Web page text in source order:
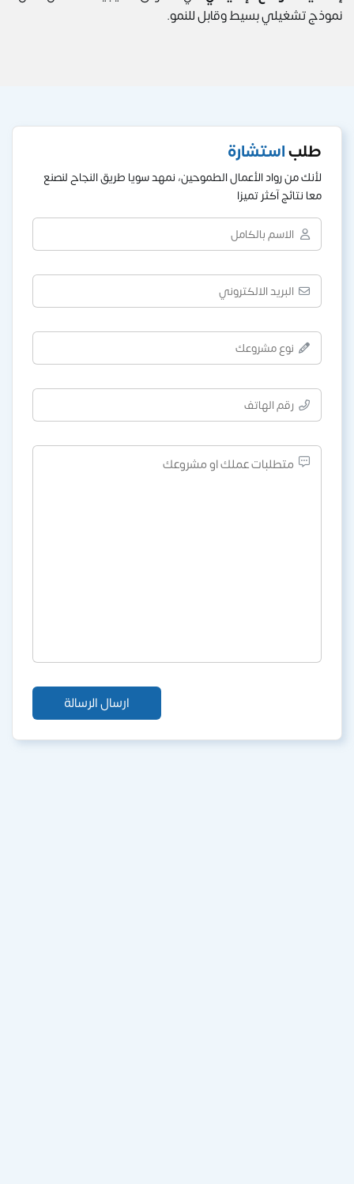
نموذج تشغيلي بسيط وقابل للنمو.
طلباستشارة
لأنك من رواد الأعمال الطموحين، نمهد سويا طريق النجاح لنصنع
معا نتائج آكثر تميزا